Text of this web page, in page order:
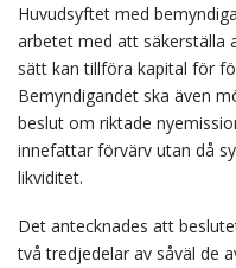
Huvudsyftet med
arbetet med att säkerställa
sätt kan tillföra kapital för
Bemyndigandet ska även
beslut om riktade
innefattar förvärv utan då
likviditet.
Det antecknades att
två tredjedelar av såväl de